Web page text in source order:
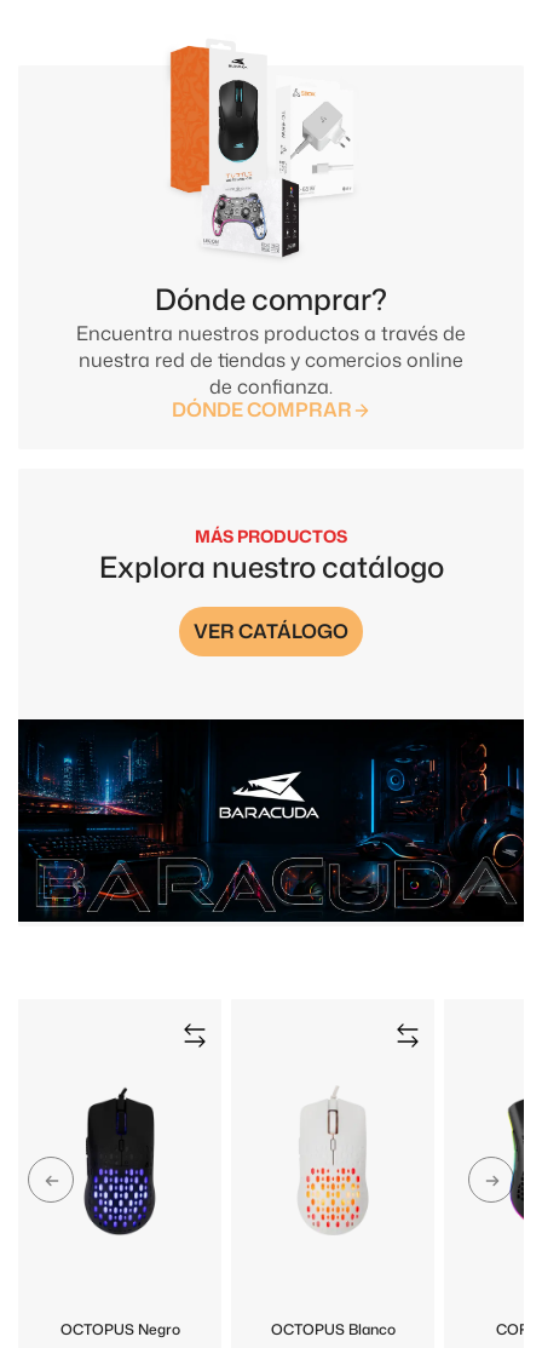
Encuentra nuestros productos a través de
nuestra red de tiendas y comercios online
de confianza.
Dónde comprar?
DÓNDE COMPRAR
MÁS PRODUCTOS
Explora nuestro catálogo
VER CATÁLOGO
OCTOPUS Negro OCTOPUS Blanco